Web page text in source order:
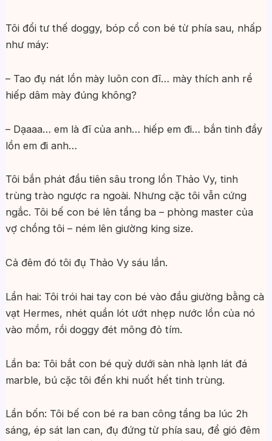
Tôi đổi tư thế doggy, bóp cổ con bé từ phía sau, nhấp
như máy:
– Tao đụ nát lồn mày luôn con đĩ… mày thích anh rể
hiếp dâm mày đúng không?
– Dạaaa… em là đĩ của anh… hiếp em đi… bắn tinh đầy
lồn em đi anh…
Tôi bắn phát đầu tiên sâu trong lồn Thảo Vy, tinh
trùng trào ngược ra ngoài. Nhưng cặc tôi vẫn cứng
ngắc. Tôi bế con bé lên tầng ba – phòng master của
vợ chồng tôi – ném lên giường king size.
Cả đêm đó tôi đụ Thảo Vy sáu lần.
Lần hai: Tôi trói hai tay con bé vào đầu giường bằng cà
vạt Hermes, nhét quần lót ướt nhẹp nước lồn của nó
vào mồm, rồi doggy đét mông đỏ tím.
Lần ba: Tôi bắt con bé quỳ dưới sàn nhà lạnh lát đá
marble, bú cặc tôi đến khi nuốt hết tinh trùng.
Lần bốn: Tôi bế con bé ra ban công tầng ba lúc 2h
sáng, ép sát lan can, đụ đứng từ phía sau, để gió đêm